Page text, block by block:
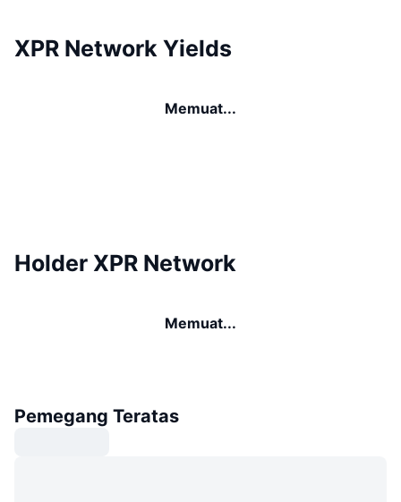
XPR Network Yields
Memuat...
Holder XPR Network
Memuat...
Pemegang Teratas